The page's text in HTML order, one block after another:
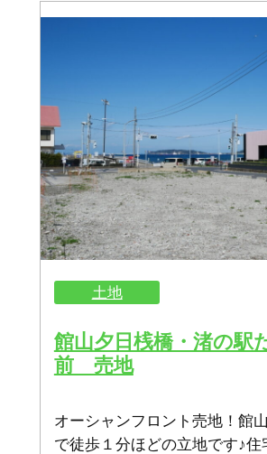
土地
館山夕日桟橋・渚の駅
前 売地
オーシャンフロント売地！館
で徒歩１分ほどの立地です♪住